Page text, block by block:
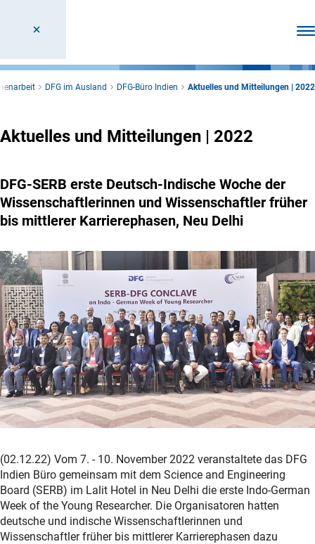
DFG im Ausland DFG-Büro Indien Aktuelles und Mitteilungen | 2022
Aktuelles und Mitteilungen | 2022
DFG-SERB erste Deutsch-Indische Woche der
Wissenschaftlerinnen und Wissenschaftler früher
bis mittlerer Karrierephasen, Neu Delhi
(02.12.22) Vom 7. - 10. November 2022 veranstaltete das DFG
Indien Büro gemeinsam mit dem Science and Engineering
Board (SERB) im Lalit Hotel in Neu Delhi die erste Indo-German
Week of the Young Researcher. Die Organisatoren hatten
deutsche und indische Wissenschaftlerinnen und
Wissenschaftler früher bis mittlerer Karrierephasen dazu